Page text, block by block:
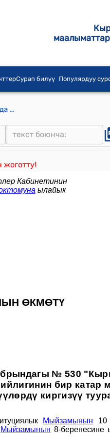
Сурап билүү Популярдуу
Постановление Правительства Кыргызской Республики от 1 ноября 2017 года № 722 "О внесении изменений в постановление Правительства Кыргызской Республики "О делегировании отдельных нормотворческих полномочий Правительства Кыргызской Республики ряду государственных органов исполнительной власти" от 15 сентября 2014 года № 530"
жоготту!